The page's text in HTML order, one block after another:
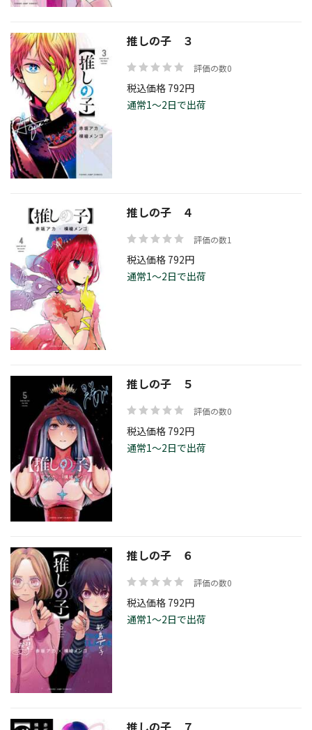
推しの子 ３
評価の数0
税込価格 792円
通常1～2日で出荷
推しの子 ４
評価の数1
税込価格 792円
通常1～2日で出荷
推しの子 ５
評価の数0
税込価格 792円
通常1～2日で出荷
推しの子 ６
評価の数0
税込価格 792円
通常1～2日で出荷
推しの子 ７